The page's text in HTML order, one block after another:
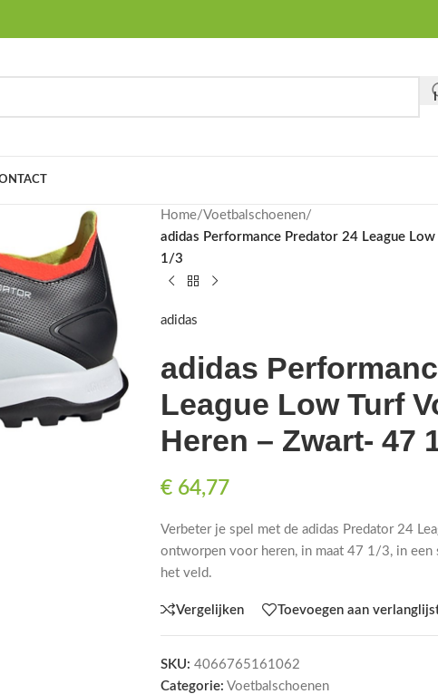
Home/Voetbalschoenen/
adidas Performance Predator 24 League
1/3
adidas
adidas
League Low Turf
Heren – Zwart- 47
€64,77
Verbeter je spel met de adidas Predator 24
ontworpen voor heren, in maat 47 1/3, in
het veld.
Vergelijken Toevoegen aan
SKU: 4066765161062
Categorie: Voetbalschoenen